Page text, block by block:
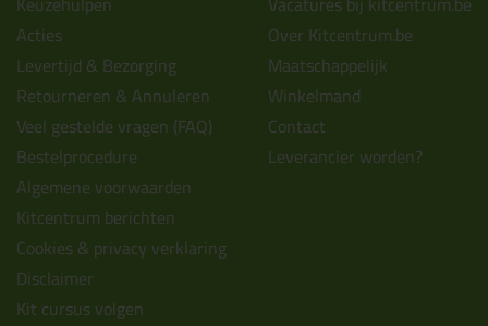
Acties
Levertijd & Bezorging
Retourneren & Annuleren
Veel gestelde vragen (FAQ)
Bestelprocedure
Algemene voorwaarden
Kitcentrum berichten
Cookies & privacy verklaring
Disclaimer
Kit cursus volgen
Over Kitcentrum.be
Maatschappelijk
Winkelmand
Contact
Leverancier worden?